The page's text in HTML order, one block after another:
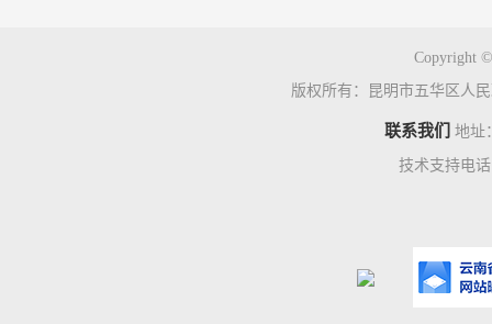
Copyright
版权所有：昆明市五华区人
联系我们 地址
技术支持电